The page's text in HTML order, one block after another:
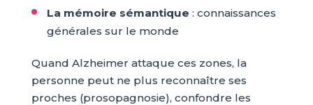
La mémoire sémantique : connaissances
générales sur le monde
Quand Alzheimer attaque ces zones, la
personne peut ne plus reconnaître ses
proches (prosopagnosie), confondre les